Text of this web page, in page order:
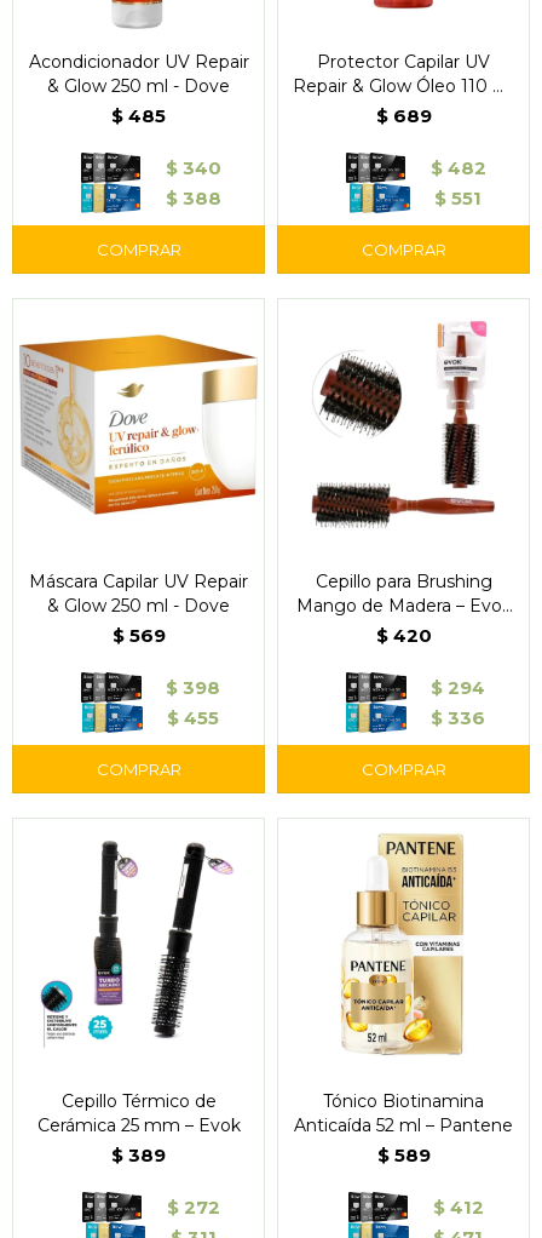
Acondicionador UV Repair
& Glow 250 ml - Dove
$ 485
$ 340
$ 388
Protector Capilar UV
Repair & Glow Óleo 110 ml
- Dove
$ 689
$ 482
$ 551
Máscara Capilar UV Repair
& Glow 250 ml - Dove
$ 569
$ 398
$ 455
Cepillo para Brushing
Mango de Madera – Evok
18HB022
$ 420
$ 294
$ 336
Cepillo Térmico de
Cerámica 25 mm – Evok
$ 389
$ 272
Tónico Biotinamina
Anticaída 52 ml – Pantene
$ 589
$ 412